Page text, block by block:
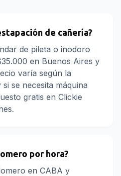
de cañería?
de pileta o inodoro
en Buenos Aires y
varía según la
se necesita máquina
gratis en Clickie
por hora?
en CABA y